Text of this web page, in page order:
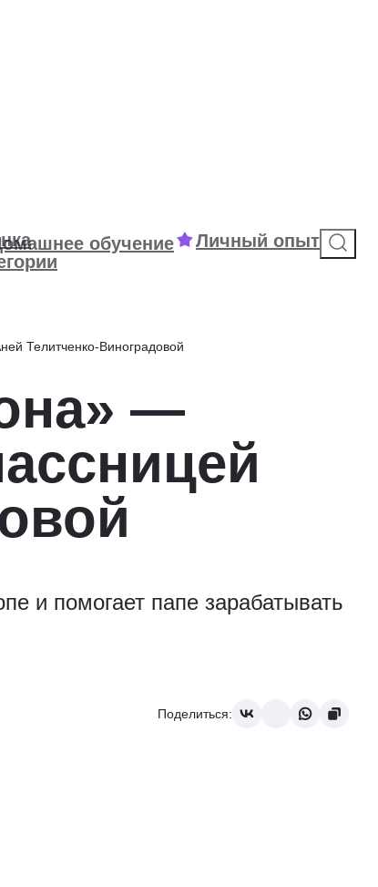
обучение Личный опыт
Телитченко-Виноградовой
—
и помогает папе зарабатывать
Поделиться: